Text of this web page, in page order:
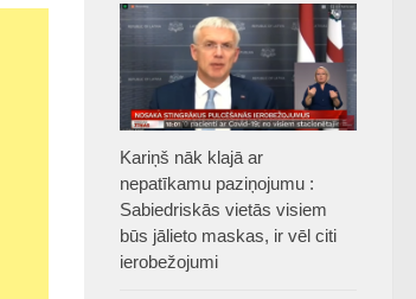
Kariņš nāk klajā ar
nepatīkamu paziņojumu :
Sabiedriskās vietās visiem
būs jālieto maskas, ir vēl citi
ierobežojumi